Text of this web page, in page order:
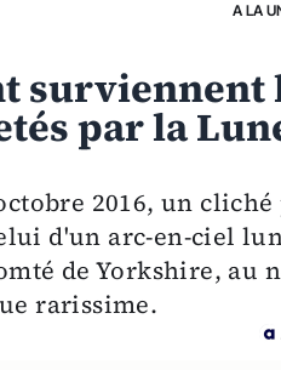
A LA
surviennent
par la
2016, un
d'un arc-en-ciel
de Yorkshire, au
rarissime.